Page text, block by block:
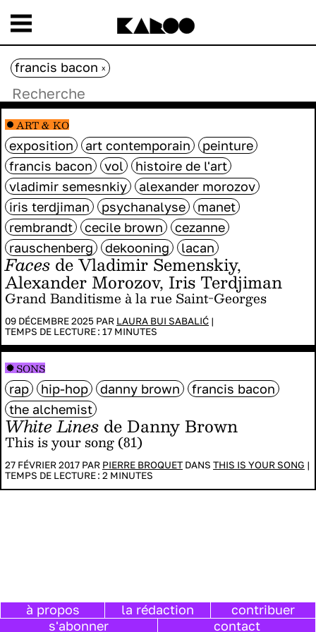
Facesde Vladimir Semenskiy,
Alexander Morozov, Iris Terdjiman
Grand Banditisme à la rue Saint-Georges
09 DÉCEMBRE 2025 PAR LAURA BUI SABALIĆ |
TEMPS DE LECTURE : 17 MINUTES
exposition art contemporain
peinture
francis bacon
vol
histoire de l'art
vladimir semesnkiy
alexander morozov
iris terdjiman
psychanalyse
manet
rembrandt
cecile brown
cezanne
rauschenberg
dekooning lacan
ART & KO
White Lines de Danny Brown
This is your song (81)
27 FÉVRIER 2017 PAR PIERRE BROQUET DANS THIS IS YOUR SONG |
TEMPS DE LECTURE : 2 MINUTES
rap hip-hop danny brown
francis bacon
the alchemist
SONS
francis bacon x
à propos la rédaction
contribuer
s'abonner
contact